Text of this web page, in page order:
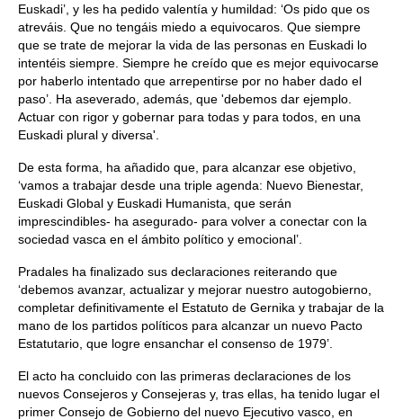
Euskadi’, y les ha pedido valentía y humildad: ‘Os pido que os
atreváis. Que no tengáis miedo a equivocaros. Que siempre
que se trate de mejorar la vida de las personas en Euskadi lo
intentéis siempre. Siempre he creído que es mejor equivocarse
por haberlo intentado que arrepentirse por no haber dado el
paso’. Ha aseverado, además, que 'debemos dar ejemplo.
Actuar con rigor y gobernar para todas y para todos, en una
Euskadi plural y diversa'.
De esta forma, ha añadido que, para alcanzar ese objetivo,
‘vamos a trabajar desde una triple agenda: Nuevo Bienestar,
Euskadi Global y Euskadi Humanista, que serán
imprescindibles- ha asegurado- para volver a conectar con la
sociedad vasca en el ámbito político y emocional’.
Pradales ha finalizado sus declaraciones reiterando que
‘debemos avanzar, actualizar y mejorar nuestro autogobierno,
completar definitivamente el Estatuto de Gernika y trabajar de la
mano de los partidos políticos para alcanzar un nuevo Pacto
Estatutario, que logre ensanchar el consenso de 1979’.
El acto ha concluido con las primeras declaraciones de los
nuevos Consejeros y Consejeras y, tras ellas, ha tenido lugar el
primer Consejo de Gobierno del nuevo Ejecutivo vasco, en